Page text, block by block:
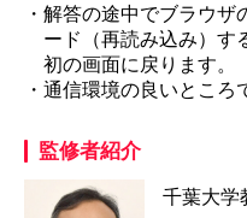
・解答の途中でブラウ
ード（再読み込み）す
初の画面に戻ります。
・通信環境の良いところ
監修者紹介
千葉大学